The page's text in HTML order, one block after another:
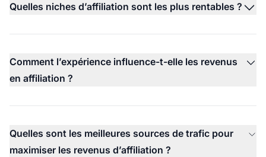
Quelles niches d’affiliation sont les plus rentables ?
Comment l’expérience influence-t-elle les revenus
en affiliation ?
Quelles sont les meilleures sources de trafic pour
maximiser les revenus d’affiliation ?